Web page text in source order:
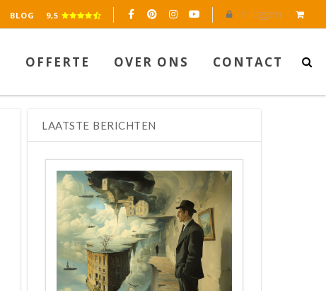
Inloggen
BLOG 9,5
OFFERTE OVER ONS CONTACT
LAATSTE BERICHTEN
op 2045 reviews.